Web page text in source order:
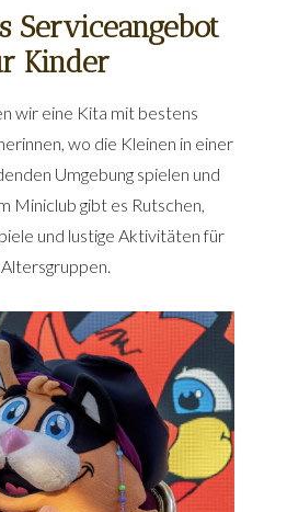
Serviceangebot
Kinder
wir eine Kita mit bestens
wo die Kleinen in einer
Umgebung spielen und
Miniclub gibt es Rutschen,
und lustige Aktivitäten für